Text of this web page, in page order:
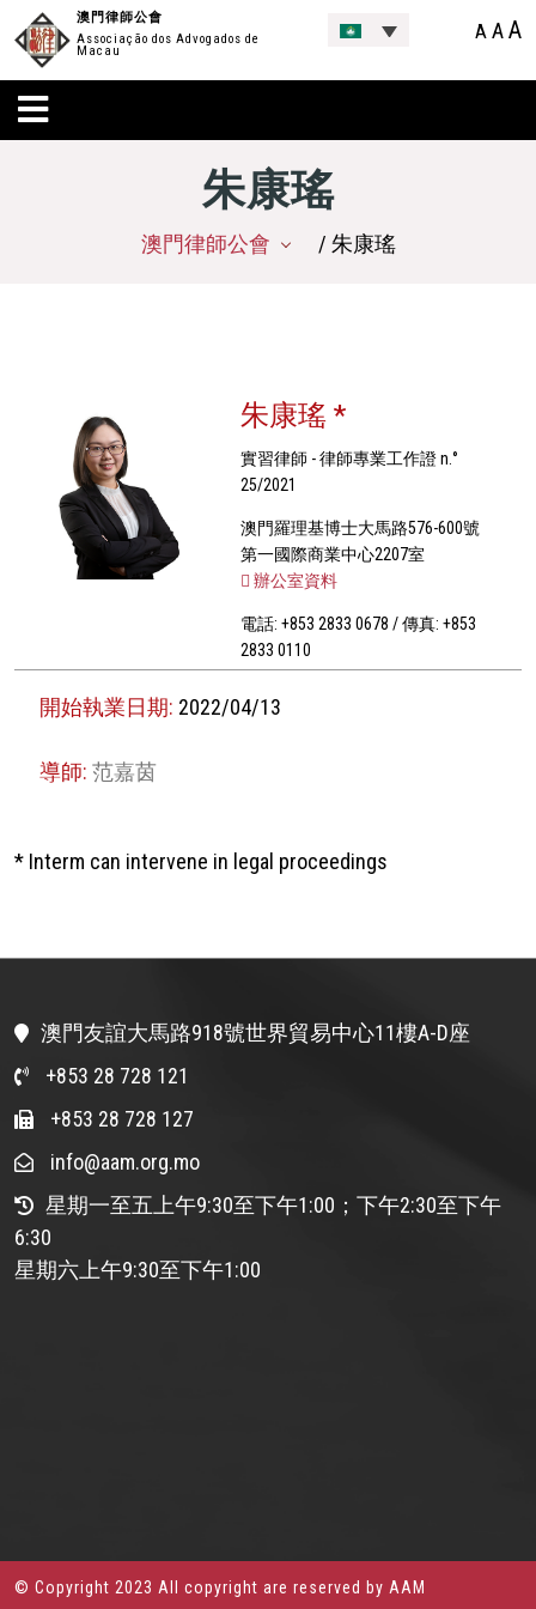
澳門律師公會
Associação dos Advogados de
Macau
A AA
朱康瑤
澳門律師公會 / 朱康瑤
朱康瑤 *
實習律師 - 律師專業工作證 n.°
25/2021
澳門羅理基博士大馬路576-600號
第一國際商業中心2207室
辦公室資料
電話: +853 2833 0678 / 傳真: +853
2833 0110
開始執業日期: 2022/04/13
導師:范嘉茵
* Interm can intervene in legal proceedings
澳門友誼大馬路918號世界貿易中心11樓A-D座
+853 28 728 121
+853 28 728 127
info@aam.org.mo
星期一至五上午9:30至下午1:00；下午2:30至下午
6:30
星期六上午9:30至下午1:00
© Copyright 2023 All copyright are reserved by AAM